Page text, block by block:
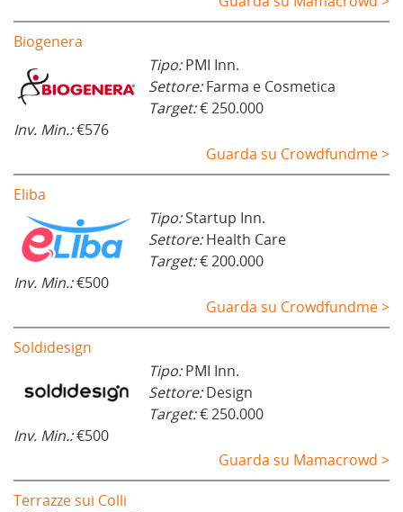
Biogenera
Tipo:PMI Inn.
Settore:Farma e Cosmetica
Target:€ 250.000
Inv. Min.:€576
Guarda su Crowdfundme >
Eliba
Tipo:Startup Inn.
Settore:Health Care
Target:€ 200.000
Inv. Min.:€500
Guarda su Crowdfundme >
Soldidesign
Tipo:PMI Inn.
Settore:Design
Target:€ 250.000
Inv. Min.:€500
Guarda su Mamacrowd >
Terrazze sui Colli